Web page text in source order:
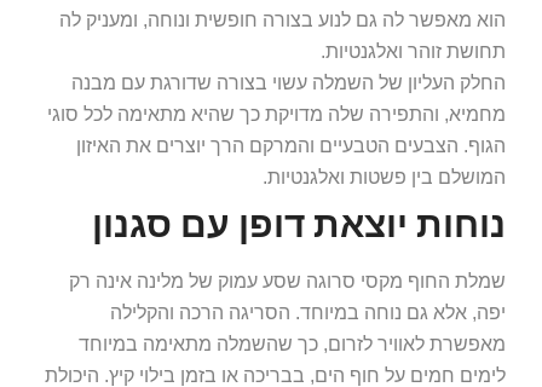
הוא מאפשר לה גם לנוע בצורה חופשית ונוחה, ומעניק לה
תחושת זוהר ואלגנטיות.
החלק העליון של השמלה עשוי בצורה שדורגת עם מבנה
מחמיא, והתפירה שלה מדויקת כך שהיא מתאימה לכל סוגי
הגוף. הצבעים הטבעיים והמרקם הרך יוצרים את האיזון
המושלם בין פשטות ואלגנטיות.
נוחות יוצאת דופן עם סגנון
שמלת החוף מקסי סרוגה שסע עמוק של מלינה אינה רק
יפה, אלא גם נוחה במיוחד. הסריגה הרכה והקלילה
מאפשרת לאוויר לזרום, כך שהשמלה מתאימה במיוחד
לימים חמים על חוף הים, בבריכה או בזמן בילוי קיץ. היכולת